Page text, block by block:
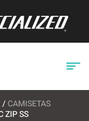
/ CAMISETAS
ZIP SS